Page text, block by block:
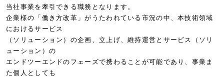
当社事業を牽引できる職務となります。
企業様の「働き方改革」がうたわれている市況の中、本技術領域
におけるサービス
（ソリューション）の企画、立上げ、維持運営とサービス（ソリ
ューション）の
エンドツーエンドのフェーズで携わることが可能であり、事業ま
た個人としても